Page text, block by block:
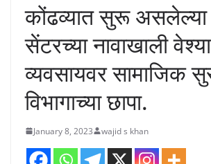
कोंढव्यात सुरू असलेल्या
सेंटरच्या नावाखाली वेश्या
व्यवसायवर सामाजिक
विभागाच्या छापा.
January 8, 2023 wajid s khan